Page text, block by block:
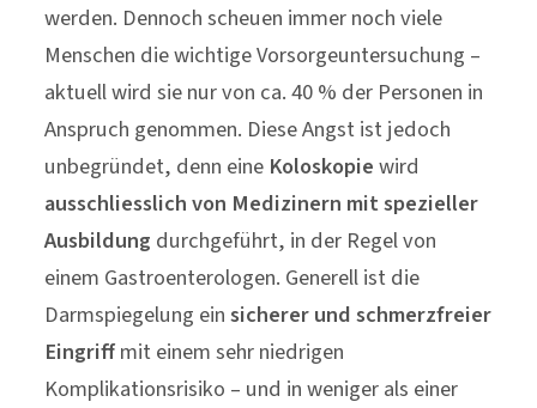
werden. Dennoch scheuen immer noch viele
Menschen die wichtige Vorsorgeuntersuchung –
aktuell wird sie nur von ca. 40 % der Personen in
Anspruch genommen. Diese Angst ist jedoch
unbegründet, denn eine Koloskopiewird
ausschliesslich von Medizinern mit spezieller
Ausbildung durchgeführt, in der Regel von
einem Gastroenterologen. Generell ist die
Darmspiegelung einsicherer und schmerzfreier
Eingriffmit einem sehr niedrigen
Komplikationsrisiko – und in weniger als einer